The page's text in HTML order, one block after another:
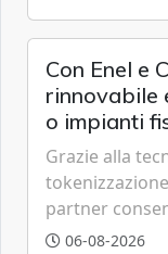
Con Enel e
rinnovabile
o impianti
Grazie alla
partner
all'eolico
06-08-2026